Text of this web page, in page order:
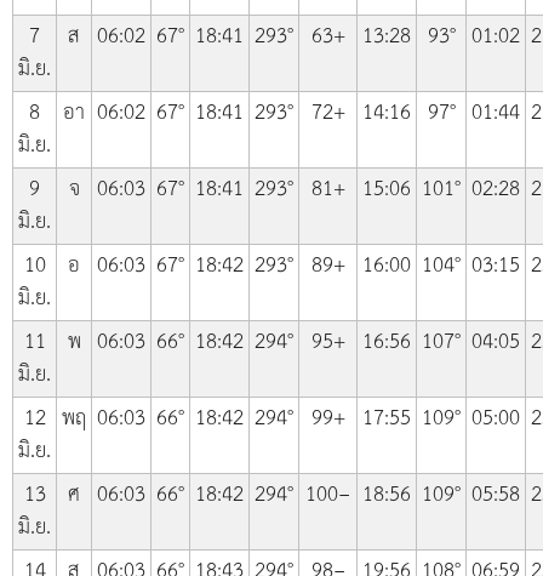
7
มิ.ย.
ส 06:02 67° 18:41 293° 63+ 13:28 93° 01:02
8
มิ.ย.
อา 06:02 67° 18:41 293° 72+ 14:16 97° 01:44
9
มิ.ย.
จ 06:03 67° 18:41 293° 81+ 15:06 101° 02:28
10
มิ.ย.
อ 06:03 67° 18:42 293° 89+ 16:00 104° 03:15
11
มิ.ย.
พ 06:03 66° 18:42 294° 95+ 16:56 107° 04:05
12
มิ.ย.
พฤ 06:03 66° 18:42 294° 99+ 17:55 109° 05:00
13
มิ.ย.
ศ 06:03 66° 18:42 294° 100− 18:56 109° 05:58